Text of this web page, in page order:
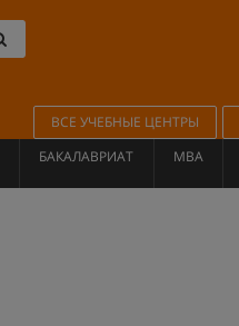
ВСЕ УЧЕБНЫЕ ЦЕНТРЫ
БАКАЛАВРИАТ MBA